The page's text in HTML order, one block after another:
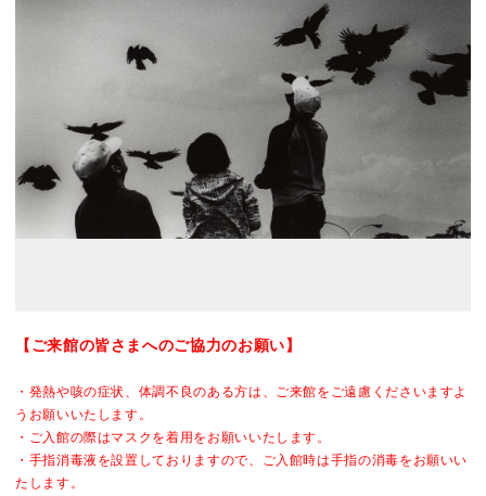
【ご来館の皆さまへのご協力のお願い】
・発熱や咳の症状、体調不良のある方は、ご来館をご遠慮くださいますよ
うお願いいたします。
・ご入館の際はマスクを着用をお願いいたします。
・手指消毒液を設置しておりますので、ご入館時は手指の消毒をお願いい
たします。